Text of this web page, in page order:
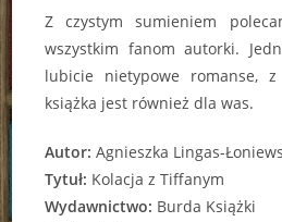
Z czystym sumieniem
wszystkim fanom autorki.
lubicie nietypowe romanse,
książka jest również dla was.
Autor: Agnieszka Lingas-
Tytuł: Kolacja z Tiffanym
Wydawnictwo: Burda Książki